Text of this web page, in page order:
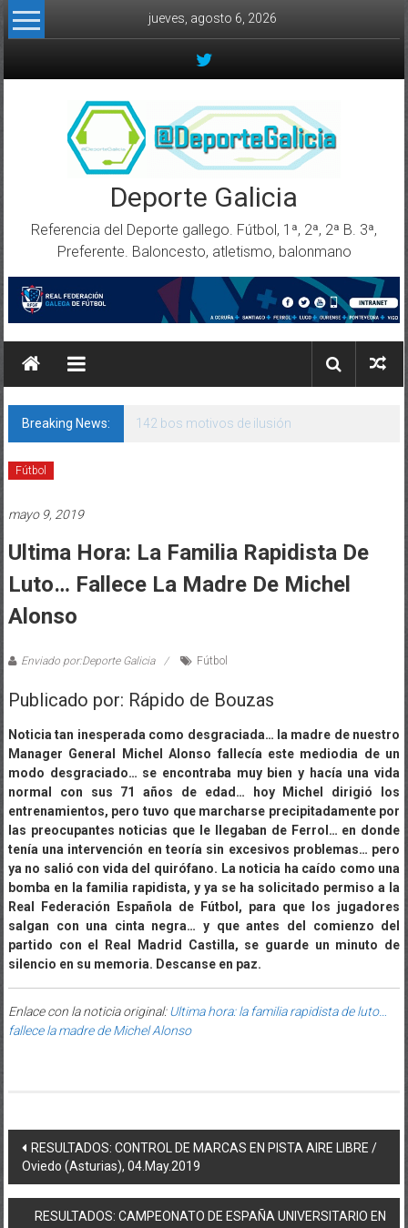
Skip to content
jueves, agosto 6, 2026
Deporte Galicia
Referencia del Deporte gallego. Fútbol, 1ª, 2ª, 2ª B. 3ª,
Preferente. Baloncesto, atletismo, balonmano
Breaking News: 142 bos motivos de ilusión
Fútbol
mayo 9, 2019
Ultima Hora: La Familia Rapidista De
Luto… Fallece La Madre De Michel
Alonso
Enviado por:Deporte Galicia Fútbol
Publicado por: Rápido de Bouzas
Noticia tan inesperada como desgraciada… la madre de nuestro
Manager General Michel Alonso fallecía este mediodia de un
modo desgraciado… se encontraba muy bien y hacía una vida
normal con sus 71 años de edad… hoy Michel dirigió los
entrenamientos, pero tuvo que marcharse precipitadamente por
las preocupantes noticias que le llegaban de Ferrol… en donde
tenía una intervención en teoría sin excesivos problemas… pero
ya no salió con vida del quirófano. La noticia ha caído como una
bomba en la familia rapidista, y ya se ha solicitado permiso a la
Real Federación Española de Fútbol, para que los jugadores
salgan con una cinta negra… y que antes del comienzo del
partido con el Real Madrid Castilla, se guarde un minuto de
silencio en su memoria. Descanse en paz.
Enlace con la noticia original:Ultima hora: la familia rapidista de luto…
fallece la madre de Michel Alonso
Post navigation
RESULTADOS: CONTROL DE MARCAS EN PISTA AIRE LIBRE /
Oviedo (Asturias), 04.May.2019
RESULTADOS: CAMPEONATO DE ESPAÑA UNIVERSITARIO EN